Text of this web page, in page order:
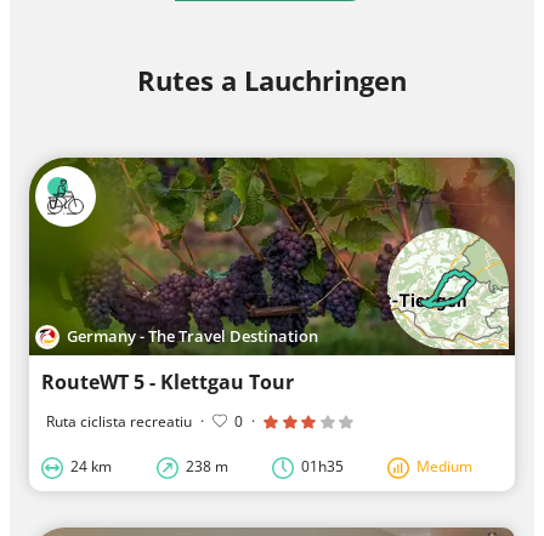
Rutes a Lauchringen
Germany - The Travel Destination
RouteWT 5 - Klettgau Tour
Ruta ciclista recreatiu · 0 ·
24 km 238 m 01h35 Medium